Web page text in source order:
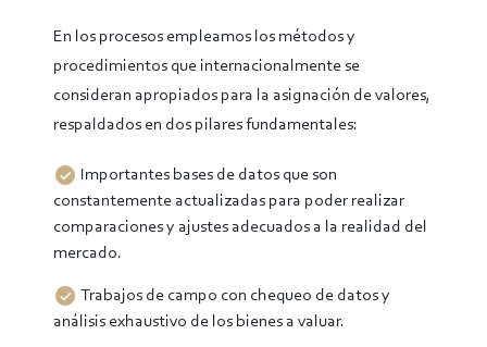
En los procesos empleamos los métodos y
procedimientos que internacionalmente se
consideran apropiados para la asignación de valores,
respaldados en dos pilares fundamentales:
Importantes bases de datos que son
constantemente actualizadas para poder realizar
comparaciones y ajustes adecuados a la realidad del
mercado.
Trabajos de campo con chequeo de datos y
análisis exhaustivo de los bienes a valuar.